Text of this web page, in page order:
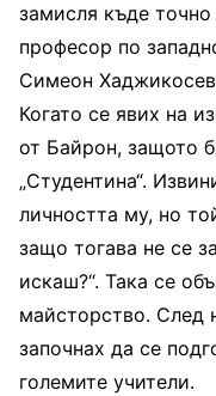
замисля къде
професор по
Симеон
Когато се явих на
от Байрон, защото
„Студентина“.
личността му, но
защо тогава не се
искаш?“. Така се
майсторство. След
започнах да се
големите учители.